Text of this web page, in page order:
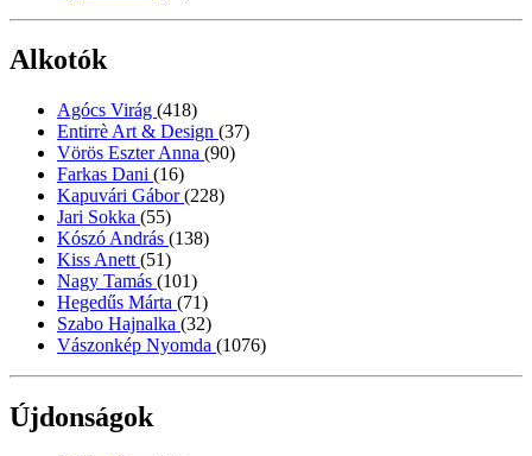
Alkotók
Agócs Virág (418)
Entirrè Art & Design (37)
Vörös Eszter Anna (90)
Farkas Dani (16)
Kapuvári Gábor(228)
Jari Sokka (55)
Kószó András (138)
Kiss Anett (51)
Nagy Tamás (101)
Hegedűs Márta (71)
Szabo Hajnalka (32)
Vászonkép Nyomda (1076)
Újdonságok